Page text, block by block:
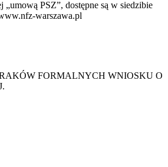
PSZ”, dostępne są w siedzibie
warszawa.pl
BRAKÓW FORMALNYCH WNIOSKU O